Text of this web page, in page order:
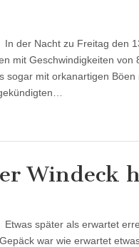
In der Nacht zu Freitag den
mit Geschwindigkeiten von
sogar mit orkanartigen Böen
Windeck
Etwas später als erwartet
war wie erwartet